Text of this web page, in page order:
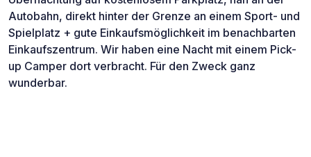
Autobahn, direkt hinter der Grenze an einem Sport- und
Spielplatz + gute Einkaufsmöglichkeit im benachbarten
Einkaufszentrum. Wir haben eine Nacht mit einem Pick-
up Camper dort verbracht. Für den Zweck ganz
wunderbar.